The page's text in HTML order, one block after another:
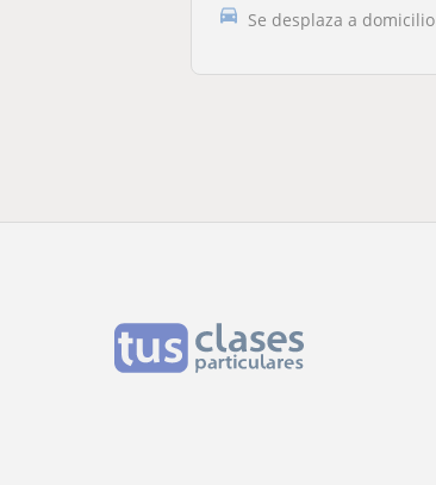
Se desplaza a domicilio